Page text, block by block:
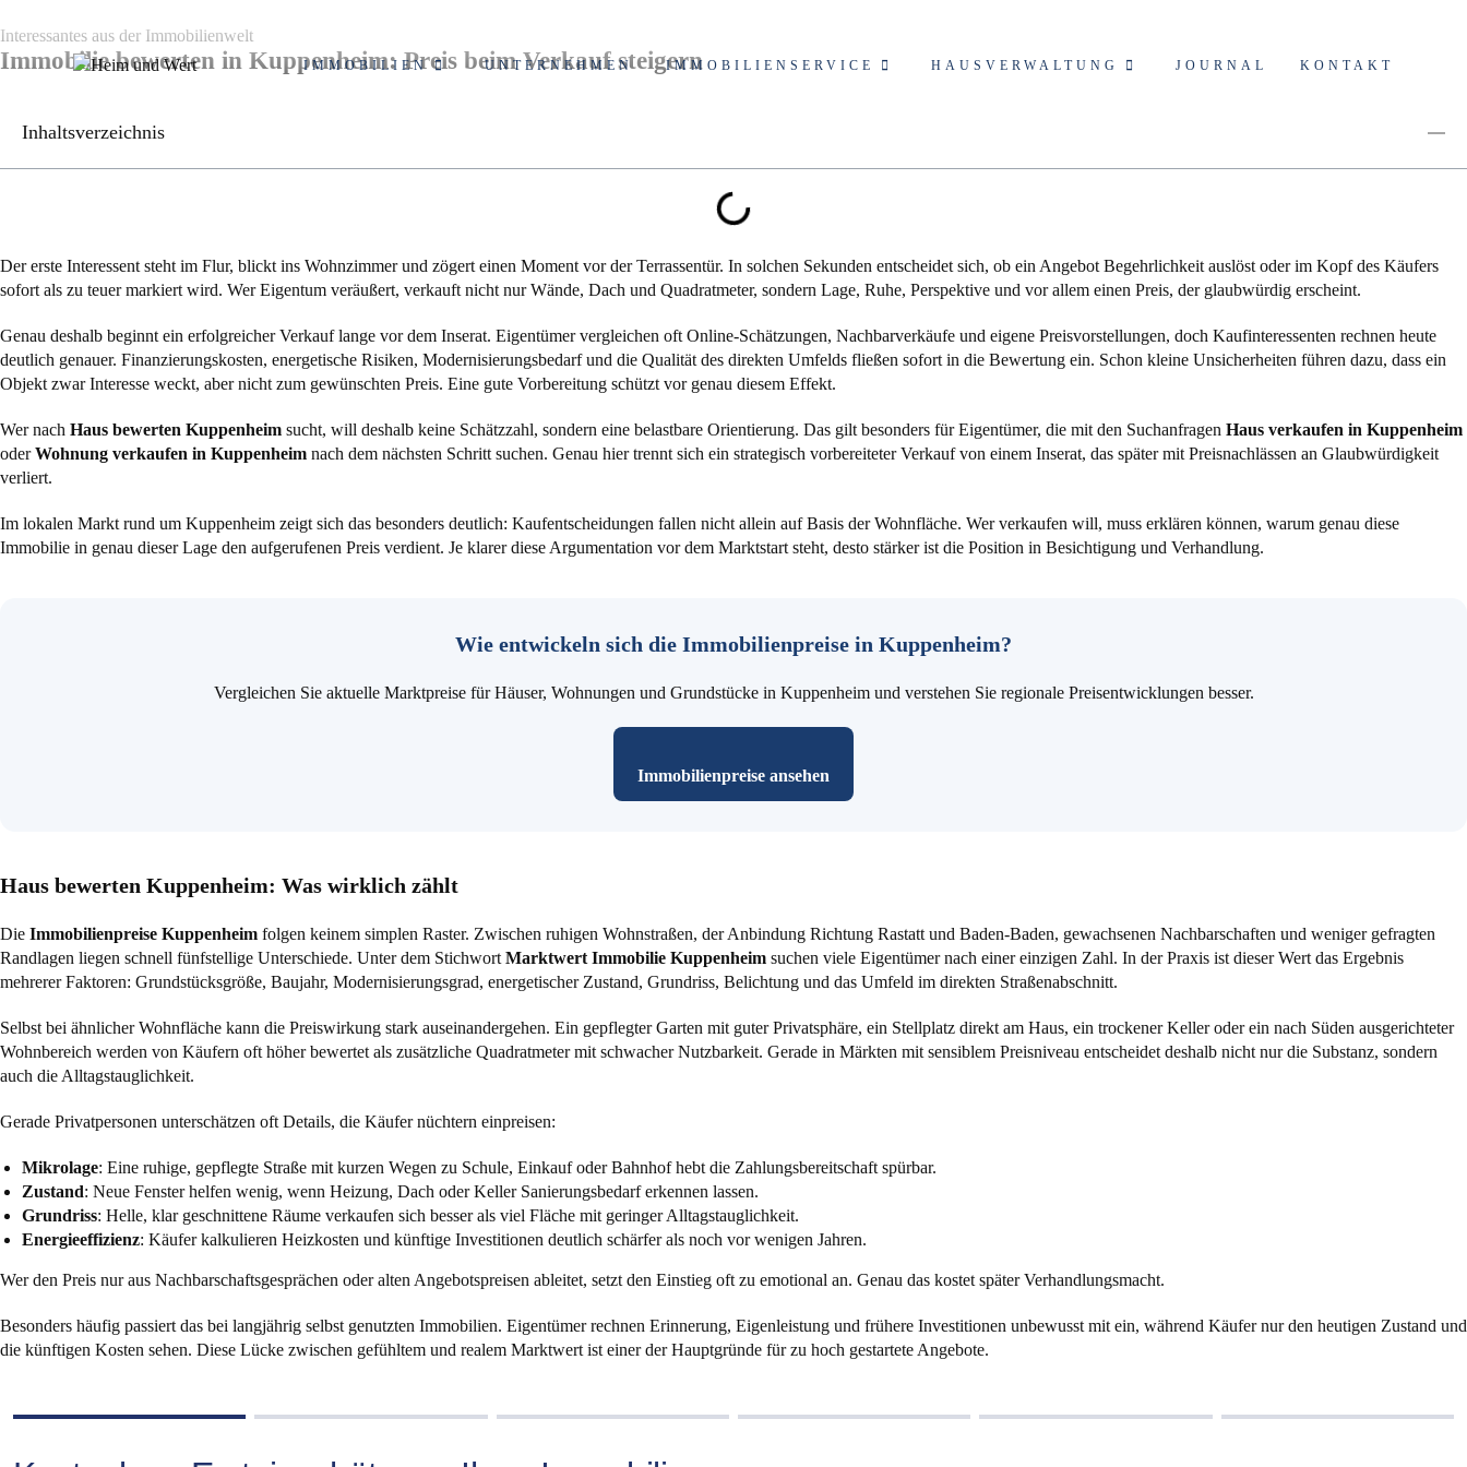
IMMOBILIEN UNTERNEHMEN IMMOBILIENSERVICE HAUSVERWALTUNG JOURNAL KONTAKT
Interessantes aus der Immobilienwelt
Immobilie bewerten in Kuppenheim: Preis beim Verkauf steigern
Inhaltsverzeichnis
Der erste Interessent steht im Flur, blickt ins Wohnzimmer und zögert einen Moment vor der Terrassentür. In solchen Sekunden entscheidet sich, ob ein Angebot Begehrlichkeit auslöst oder im Kopf des Käufers
sofort als zu teuer markiert wird. Wer Eigentum veräußert, verkauft nicht nur Wände, Dach und Quadratmeter, sondern Lage, Ruhe, Perspektive und vor allem einen Preis, der glaubwürdig erscheint.
Genau deshalb beginnt ein erfolgreicher Verkauf lange vor dem Inserat. Eigentümer vergleichen oft Online-Schätzungen, Nachbarverkäufe und eigene Preisvorstellungen, doch Kaufinteressenten rechnen heute
deutlich genauer. Finanzierungskosten, energetische Risiken, Modernisierungsbedarf und die Qualität des direkten Umfelds fließen sofort in die Bewertung ein. Schon kleine Unsicherheiten führen dazu, dass ein
Objekt zwar Interesse weckt, aber nicht zum gewünschten Preis. Eine gute Vorbereitung schützt vor genau diesem Effekt.
Wer nach Haus bewerten Kuppenheim sucht, will deshalb keine Schätzzahl, sondern eine belastbare Orientierung. Das gilt besonders für Eigentümer, die mit den Suchanfragen Haus verkaufen in Kuppenheim
oderWohnung verkaufen in Kuppenheim nach dem nächsten Schritt suchen. Genau hier trennt sich ein strategisch vorbereiteter Verkauf von einem Inserat, das später mit Preisnachlässen an Glaubwürdigkeit
verliert.
Im lokalen Markt rund um Kuppenheim zeigt sich das besonders deutlich: Kaufentscheidungen fallen nicht allein auf Basis der Wohnfläche. Wer verkaufen will, muss erklären können, warum genau diese
Immobilie in genau dieser Lage den aufgerufenen Preis verdient. Je klarer diese Argumentation vor dem Marktstart steht, desto stärker ist die Position in Besichtigung und Verhandlung.
Wie entwickeln sich die Immobilienpreise in Kuppenheim?
Vergleichen Sie aktuelle Marktpreise für Häuser, Wohnungen und Grundstücke in Kuppenheim und verstehen Sie regionale Preisentwicklungen besser.
Immobilienpreise ansehen
Haus bewerten Kuppenheim: Was wirklich zählt
Die Immobilienpreise Kuppenheim folgen keinem simplen Raster. Zwischen ruhigen Wohnstraßen, der Anbindung Richtung Rastatt und Baden-Baden, gewachsenen Nachbarschaften und weniger gefragten
Randlagen liegen schnell fünfstellige Unterschiede. Unter dem Stichwort Marktwert Immobilie Kuppenheim suchen viele Eigentümer nach einer einzigen Zahl. In der Praxis ist dieser Wert das Ergebnis
mehrerer Faktoren: Grundstücksgröße, Baujahr, Modernisierungsgrad, energetischer Zustand, Grundriss, Belichtung und das Umfeld im direkten Straßenabschnitt.
Selbst bei ähnlicher Wohnfläche kann die Preiswirkung stark auseinandergehen. Ein gepflegter Garten mit guter Privatsphäre, ein Stellplatz direkt am Haus, ein trockener Keller oder ein nach Süden ausgerichteter
Wohnbereich werden von Käufern oft höher bewertet als zusätzliche Quadratmeter mit schwacher Nutzbarkeit. Gerade in Märkten mit sensiblem Preisniveau entscheidet deshalb nicht nur die Substanz, sondern
auch die Alltagstauglichkeit.
Gerade Privatpersonen unterschätzen oft Details, die Käufer nüchtern einpreisen:
Mikrolage: Eine ruhige, gepflegte Straße mit kurzen Wegen zu Schule, Einkauf oder Bahnhof hebt die Zahlungsbereitschaft spürbar.
Zustand: Neue Fenster helfen wenig, wenn Heizung, Dach oder Keller Sanierungsbedarf erkennen lassen.
Grundriss: Helle, klar geschnittene Räume verkaufen sich besser als viel Fläche mit geringer Alltagstauglichkeit.
Energieeffizienz: Käufer kalkulieren Heizkosten und künftige Investitionen deutlich schärfer als noch vor wenigen Jahren.
Wer den Preis nur aus Nachbarschaftsgesprächen oder alten Angebotspreisen ableitet, setzt den Einstieg oft zu emotional an. Genau das kostet später Verhandlungsmacht.
Besonders häufig passiert das bei langjährig selbst genutzten Immobilien. Eigentümer rechnen Erinnerung, Eigenleistung und frühere Investitionen unbewusst mit ein, während Käufer nur den heutigen Zustand und
die künftigen Kosten sehen. Diese Lücke zwischen gefühltem und realem Marktwert ist einer der Hauptgründe für zu hoch gestartete Angebote.